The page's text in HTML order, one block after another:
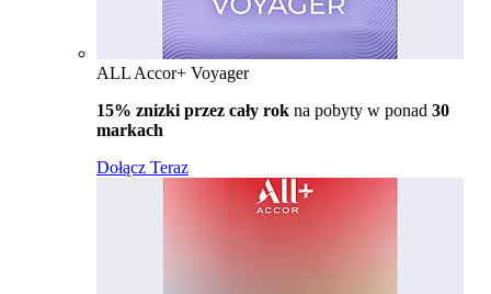
ALL Accor+ Voyager
15% znizki przez cały rok na pobyty w ponad 30
markach
Dołącz Teraz